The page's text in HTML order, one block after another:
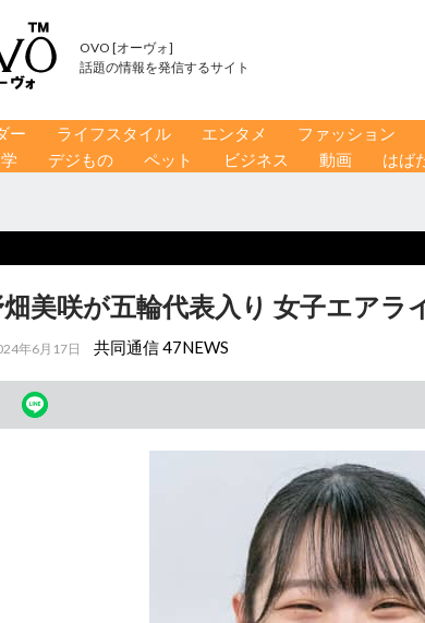
OVO [オーヴォ]
話題の情報を発信するサイト
ー ライフスタイル エンタメ ファッション
デジもの ペット ビジネス 動画 はば
美咲が五輪代表入り 女子エアラ
年6月17日 共同通信 47NEWS